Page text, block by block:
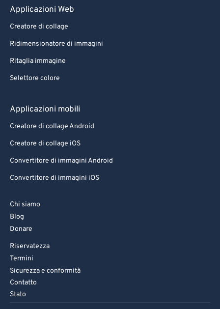
Applicazioni Web
Creatore di collage
Ridimensionatore di immagini
Ritaglia immagine
Selettore colore
Applicazioni mobili
Creatore di collage Android
Creatore di collage iOS
Convertitore di immagini Android
Convertitore di immagini iOS
Chi siamo
Blog
Donare
Riservatezza
Termini
Sicurezza e conformità
Contatto
Stato